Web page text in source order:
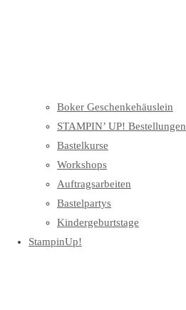
Boker Geschenkehäuslein
STAMPIN’ UP! Bestellungen
Bastelkurse
Workshops
Auftragsarbeiten
Bastelpartys
Kindergeburtstage
StampinUp!